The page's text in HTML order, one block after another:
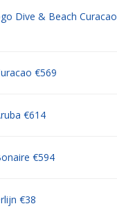
Dive & Beach Curacao
€569
€614
€594
€38